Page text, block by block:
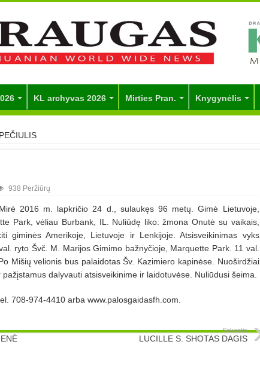
KL archyvas 2026 Mirties Pran. Knygynėlis
938 Peržiūrų
2016 m. lapkričio 24 d., sulaukęs 96 metų. Gimė Lietuvoje,
Park, vėliau Burbank, IL. Nuliūdę liko: žmona Onutė su vaikais,
giminės Amerikoje, Lietuvoje ir Lenkijoje. Atsisveikinimas vyks
ryto Švč. M. Marijos Gimimo bažnyčioje, Marquette Park. 11 val.
Mišių velionis bus palaidotas Šv. Kazimiero kapinėse. Nuoširdžiai
dalyvauti atsisveikinime ir laidotuvėse. Nuliūdusi šeima.
708-974-4410 arba www.palosgaidasfh.com.
Sekantis
LUCILLE S. SHOTAS DAGIS